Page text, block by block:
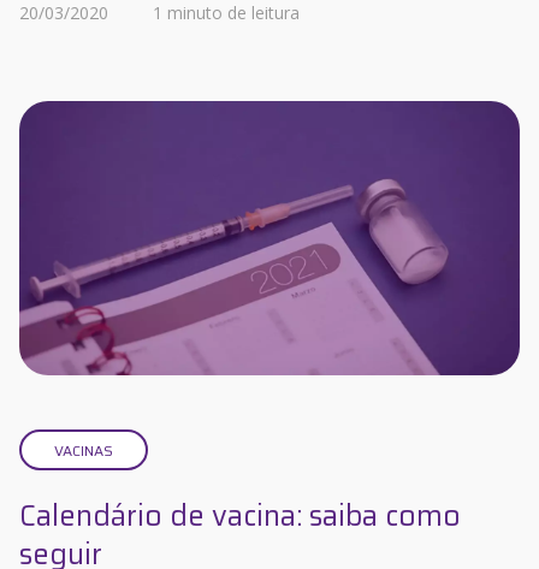
20/03/2020 1 minuto de leitura
VACINAS
Calendário de vacina: saiba como
seguir